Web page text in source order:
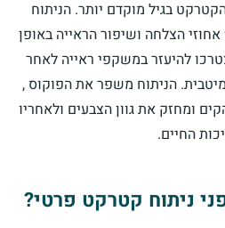
בגיל מוקדם יותר. הניתוח
מהווה טיפול מוצלח עם כ-98% אחוזי הצלחה ושיפור הראייה באופן
להיעזר במשקפי ראייה לאחר
הניתוח משפר את הפוקוס ,
ומחזק את גוון הצבעים ולאחריו
החיים.
ניתוח קטרקט פרטי?